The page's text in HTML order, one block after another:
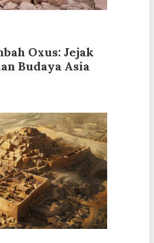
Oxus: Jejak
Budaya Asia